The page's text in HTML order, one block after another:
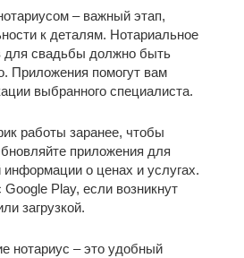
– важный этап,
к деталям. Нотариальное
для свадьбы должно быть
Приложения помогут вам
выбранного специалиста.
работы заранее, чтобы
приложения для
информации о ценах и услугах.
Play, если возникнут
загрузкой.
нотариус – это удобный